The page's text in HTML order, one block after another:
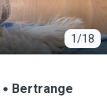
1/18
Bertrange